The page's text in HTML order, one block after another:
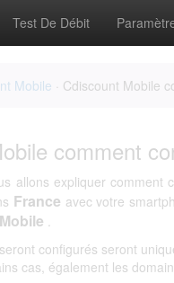
Test De Débit
Mobile · Cdiscount Mobile
comment
allons expliquer comment
France avec votre
.
configurés seront
cas, également les